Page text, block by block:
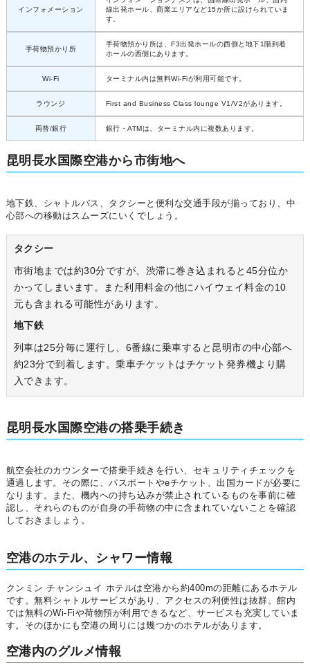
インフォメーション
線出発ホール、商業エリアなど15か所に設けられていま
す。
手荷物預かり所
手荷物預かり所は、F3出発ホールの西側と地下1階到着
ホールの西側にあります。
Wi-Fi ターミナル内は無料Wi-Fiが利用可能です。
ラウンジ First and Business Class lounge V1/V2があります。
両替/銀行 銀行・ATMは、ターミナル内に複数あります。
昆明長水国際空港から市街地へ
地下鉄、シャトルバス、タクシーと便利な交通手段が揃っており、中
心部への移動はスムーズにいくでしょう。
タクシー
市街地までは約30分ですが、渋滞に巻き込まれると45分位か
かってしまいます。また利用料金の他にハイウェイ料金の10
元も含まれる可能性があります。
地下鉄
列車は25分毎に運行し、6番線に乗車すると昆明市の中心部へ
約23分で到着します。乗車チケットはチケット発券機より購
入できます。
昆明長水国際空港の搭乗手続き
航空会社のカウンターで搭乗手続きを行い、セキュリティチェックを
通過します。その際に、パスポートやeチケット、出国カードが必要に
なります。また、機内への持ち込みが禁止されているものを事前に確
認し、それらのものが自身の手荷物の中に含まれていないことを確認
しておきましょう。
空港のホテル、シャワー情報
クンミン チャンシュイ ホテルは空港から約400mの距離にあるホテル
です。無料シャトルサービスがあり、アクセスの利便性は抜群。館内
では無料のWi-Fiや荷物預が利用できるなど、サービスも充実していま
す。そのほかにも空港の周りには幾つかのホテルがあります。
空港内のグルメ情報